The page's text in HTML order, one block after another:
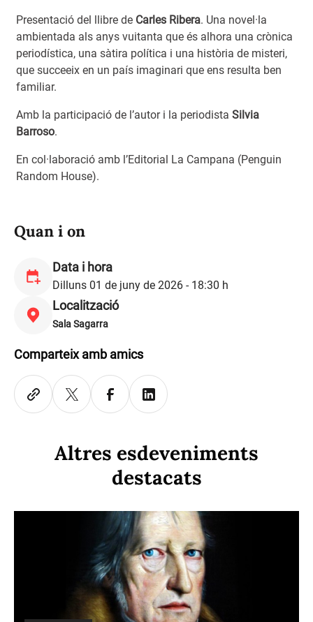
Presentació del llibre de Carles Ribera. Una novel·la
ambientada als anys vuitanta que és alhora una crònica
periodística, una sàtira política i una història de misteri,
que succeeix en un país imaginari que ens resulta ben
familiar.
Amb la participació de l’autor i la periodista Silvia
Barroso.
En col·laboració amb l’Editorial La Campana (Penguin
Random House).
Quan i on
Data i hora
Dilluns 01 de juny de 2026 - 18:30 h
Localització
Sala Sagarra
Comparteix amb amics
Altres esdeveniments
destacats